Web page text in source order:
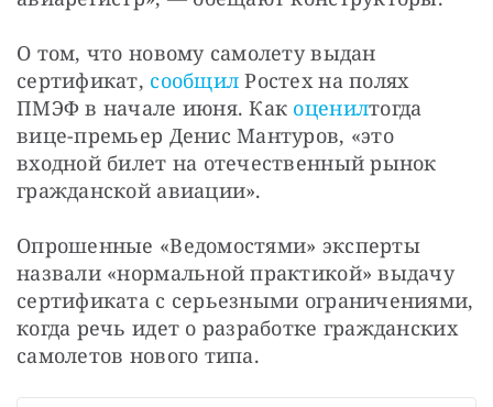
О том, что новому самолету выдан
сертификат, сообщил Ростех на полях
ПМЭФ в начале июня. Как оценилтогда
вице-премьер Денис Мантуров, «это
входной билет на отечественный рынок
гражданской авиации».
Опрошенные «Ведомостями» эксперты
назвали «нормальной практикой» выдачу
сертификата с серьезными ограничениями,
когда речь идет о разработке гражданских
самолетов нового типа.